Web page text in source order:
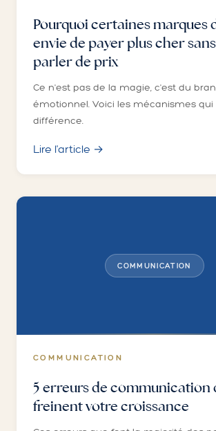
Pourquoi certaines marques
envie de payer plus cher
parler de prix
Ce n'est pas de la magie, c'est du
émotionnel. Voici les mécanismes qui
différence.
Lire l'article →
COMMUNICATION
COMMUNICATION
5 erreurs de communication
freinent votre croissance